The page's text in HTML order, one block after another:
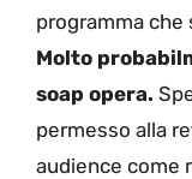
programma
Molto
soap opera.
permesso alla
audience come